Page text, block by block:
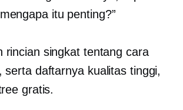
itu penting?”
rincian singkat tentang cara
serta daftarnya kualitas tinggi,
gratis.